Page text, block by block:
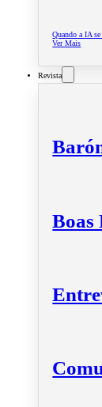
Quando a IA
Ver Mais
Revista
Boas